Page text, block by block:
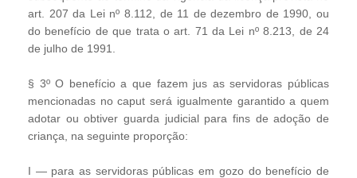
art. 207 da Lei nº 8.112, de 11 de dezembro de 1990, ou
do benefício de que trata o art. 71 da Lei nº 8.213, de 24
de julho de 1991.
§ 3º O benefício a que fazem jus as servidoras públicas
mencionadas no caput será igualmente garantido a quem
adotar ou obtiver guarda judicial para fins de adoção de
criança, na seguinte proporção:
I — para as servidoras públicas em gozo do benefício de